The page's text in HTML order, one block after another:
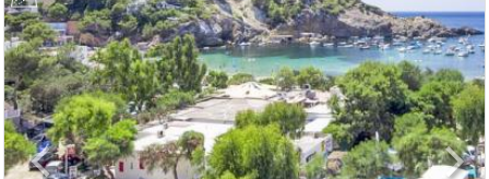
Previous Next